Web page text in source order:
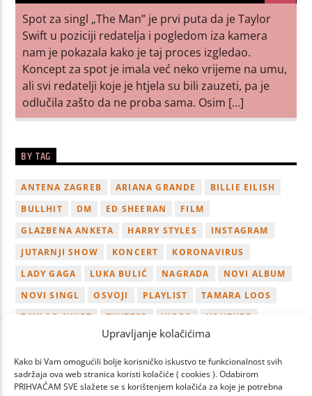
Upravljanje kolačićima
Kako bi Vam omogućili bolje korisničko iskustvo te funkcionalnost svih
sadržaja ova web stranica koristi kolačiće ( cookies ). Odabirom
PRIHVAĆAM SVE slažete se s korištenjem kolačića za koje je potrebna
Spot za singl „The Man” je prvi puta da je Taylor
Swift u poziciji redatelja i pogledom iza kamera
nam je pokazala kako je taj proces izgledao.
Koncept za spot je imala već neko vrijeme na umu,
ali svi redatelji koje je htjela su bili zauzeti, pa je
odlučila zašto da ne proba sama. Osim […]
BY TAG
ANTENA ZAGREB ARIANA GRANDE
BILLIE EILISH
BULLHIT
DM ED SHEERAN
FILM
GLAZBENA ANKETA
HARRY STYLES
INSTAGRAM
JUTARNJI SHOW
KONCERT
KORONAVIRUS
LADY GAGA
LUKA BULIĆ NAGRADA
NOVI ALBUM
NOVI SINGL
OSVOJI PLAYLIST
TAMARA LOOS
TAYLOR SWIFT
TWITTER VIDEO
YOUTUBE